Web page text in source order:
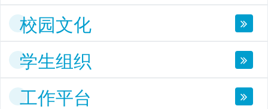
校园文化
学生组织
工作平台